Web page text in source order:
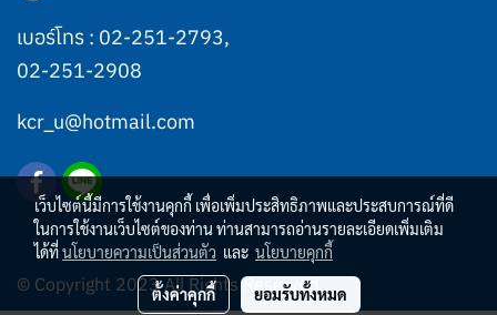
เบอร์โทร : 02-251-2793,
02-251-2908
kcr_u@hotmail.com
© Copyright 2023 All Rights Reserved.
เว็บไซต์นี้มีการใช้งานคุกกี้ เพื่อเพิ่มประสิทธิภาพและประสบการณ์ที่ดี
ในการใช้งานเว็บไซต์ของท่าน ท่านสามารถอ่านรายละเอียดเพิ่มเติม
ได้ที่นโยบายความเป็นส่วนตัว และ นโยบายคุกกี้
ตั้งค่าคุกกี้ ยอมรับทั้งหมด